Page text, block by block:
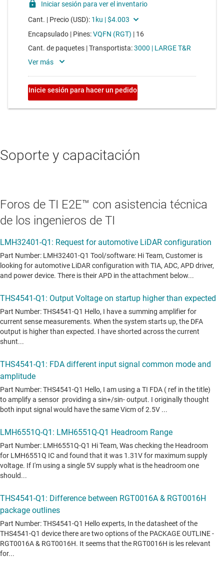
Soporte y capacitación
Foros de TI E2E™ con asistencia técnica
de los ingenieros de TI